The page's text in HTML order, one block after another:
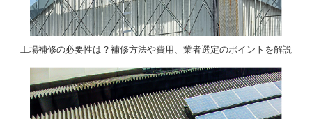
工場補修の必要性は？補修方法や費用、業者選定のポイントを解説